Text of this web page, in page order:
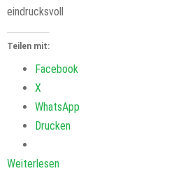
eindrucksvoll
Teilen mit:
Facebook
X
WhatsApp
Drucken
Weiterlesen